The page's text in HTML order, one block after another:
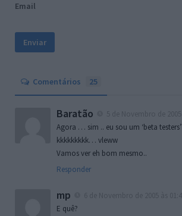
Email
Comentários 25
Baratão
Agora … sim .. eu sou um ‘beta testers’
kkkkkkkkk… vleww
Vamos ver eh bom mesmo..
Responder
mp
E quê?